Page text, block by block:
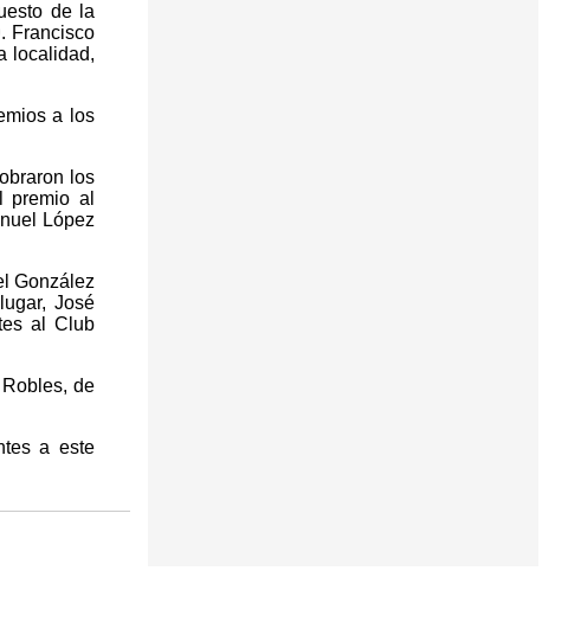
de la
Francisco
localidad,
a los
los
premio al
López
González
José
al Club
de
a este